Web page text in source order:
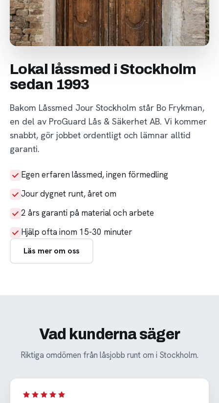
Lokal låssmed i Stockholm
sedan 1993
Bakom Låssmed Jour Stockholm står Bo Frykman,
en del av ProGuard Lås & Säkerhet AB. Vi kommer
snabbt, gör jobbet ordentligt och lämnar alltid
garanti.
Egen erfaren låssmed, ingen förmedling
Jour dygnet runt, året om
2 års garanti på material och arbete
Hjälp ofta inom 15-30 minuter
Läs mer om oss
Vad kunderna säger
Riktiga omdömen från låsjobb runt om i Stockholm.